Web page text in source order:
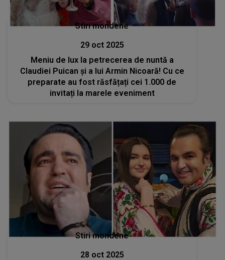
Stiri mondene
29 oct 2025
Meniu de lux la petrecerea de nuntă a
Claudiei Puican și a lui Armin Nicoară! Cu ce
preparate au fost răsfățați cei 1.000 de
invitați la marele eveniment
Stiri mondene
28 oct 2025